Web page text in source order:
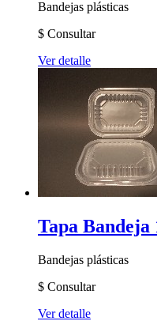
Bandejas plásticas
$ Consultar
Ver detalle
Tapa Bandeja
Bandejas plásticas
$ Consultar
Ver detalle